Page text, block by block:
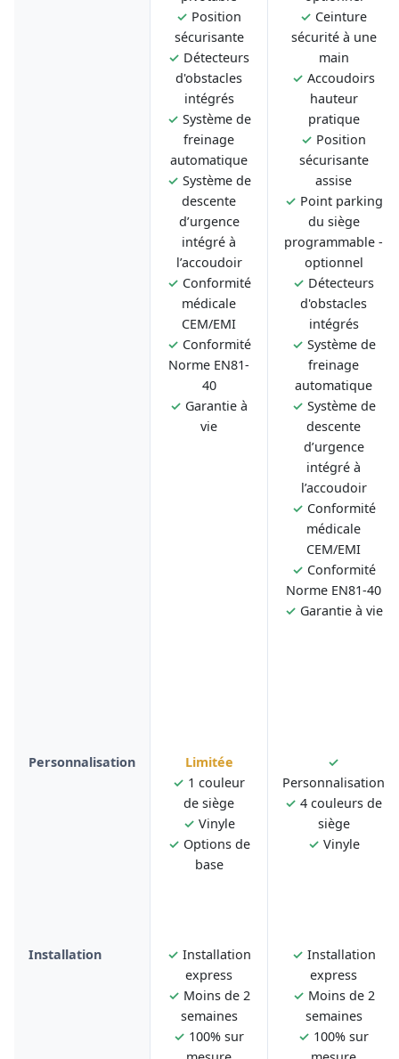
✓ Position
sécurisante
✓ Détecteurs
d'obstacles
intégrés
✓ Système de
freinage
automatique
✓ Système de
descente
d’urgence
intégré à
l’accoudoir
✓ Conformité
médicale
CEM/EMI
✓ Conformité
Norme EN81-
40
✓ Garantie à
vie
✓ Ceinture
sécurité à une
main
✓ Accoudoirs
hauteur
pratique
✓ Position
sécurisante
assise
✓ Point parking
du siège
programmable -
optionnel
✓ Détecteurs
d'obstacles
intégrés
✓ Système de
freinage
automatique
✓ Système de
descente
d’urgence
intégré à
l’accoudoir
✓ Conformité
médicale
CEM/EMI
✓ Conformité
Norme EN81-40
✓ Garantie à vie
Personnalisation
Limitée
✓ 1 couleur
de siège
✓ Vinyle
✓ Options de
base
✓
Personnalisation
✓ 4 couleurs de
siège
✓ Vinyle
Installation ✓ Installation
express
✓ Moins de 2
semaines
✓ 100% sur
✓ Installation
express
✓ Moins de 2
semaines
✓ 100% sur